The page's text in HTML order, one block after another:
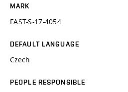
MARK
FAST-S-17-4054
DEFAULT LANGUAGE
Czech
PEOPLE RESPONSIBLE